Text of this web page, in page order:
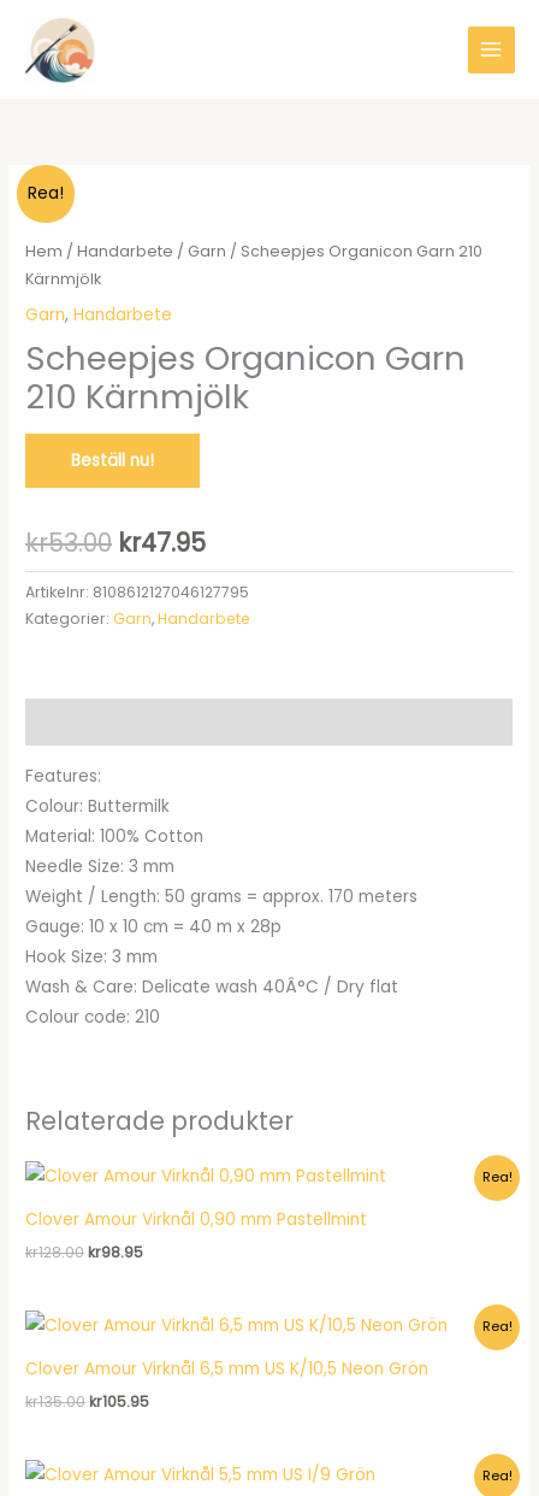
Hoppa
innehåll
Rea!
Hem /Handarbete / Garn / Scheepjes Organicon Garn 210
Kärnmjölk
Garn,Handarbete
Scheepjes Organicon Garn
210 Kärnmjölk
Beställ nu!
kr53.00 Det
ursprungliga
priset
kr47.95Det
nuvarande
priset
Artikelnr: 8108612127046127795
Kategorier: Garn,Handarbete
Features:
Colour: Buttermilk
Material: 100% Cotton
Needle Size: 3 mm
Weight / Length: 50 grams = approx. 170 meters
Gauge: 10 x 10 cm = 40 m x 28p
Hook Size: 3 mm
Wash & Care: Delicate wash 40Â°C / Dry flat
Colour code: 210
Relaterade produkter
Rea!
Clover Amour Virknål 0,90 mm Pastellmint
kr128.00Det
kr128.00.
kr98.95Det
kr98.95.
Rea!
Clover Amour Virknål 6,5 mm US K/10,5 Neon Grön
kr135.00Det
kr135.00.
kr105.95Det
kr105.95.
Rea!